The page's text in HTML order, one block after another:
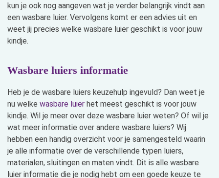
kun je ook nog aangeven wat je verder belangrijk vindt aan
een wasbare luier. Vervolgens komt er een advies uit en
weet jij precies welke wasbare luier geschikt is voor jouw
kindje.
Wasbare luiers informatie
Heb je de wasbare luiers keuzehulp ingevuld? Dan weet je
nu welke wasbare luier het meest geschikt is voor jouw
kindje. Wil je meer over deze wasbare luier weten? Of wil je
wat meer informatie over andere wasbare luiers? Wij
hebben een handig overzicht voor je samengesteld waarin
je alle informatie over de verschillende typen luiers,
materialen, sluitingen en maten vindt. Dit is alle wasbare
luier informatie die je nodig hebt om een goede keuze te